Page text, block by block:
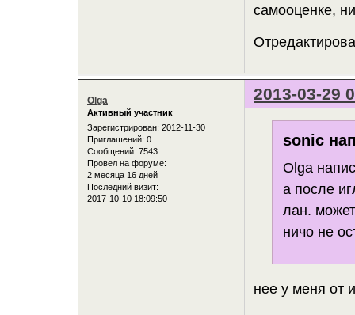
самооценке,
2013-03-29
Olga
Активный участник
Зарегистрирован: 2012-11-30
Приглашений: 0
Сообщений: 7543
Провел на форуме:
2 месяца 16 дней
Последний визит:
2017-10-10 18:09:50
sonic
Olga
а после
лан.
ничо не
нее у меня от